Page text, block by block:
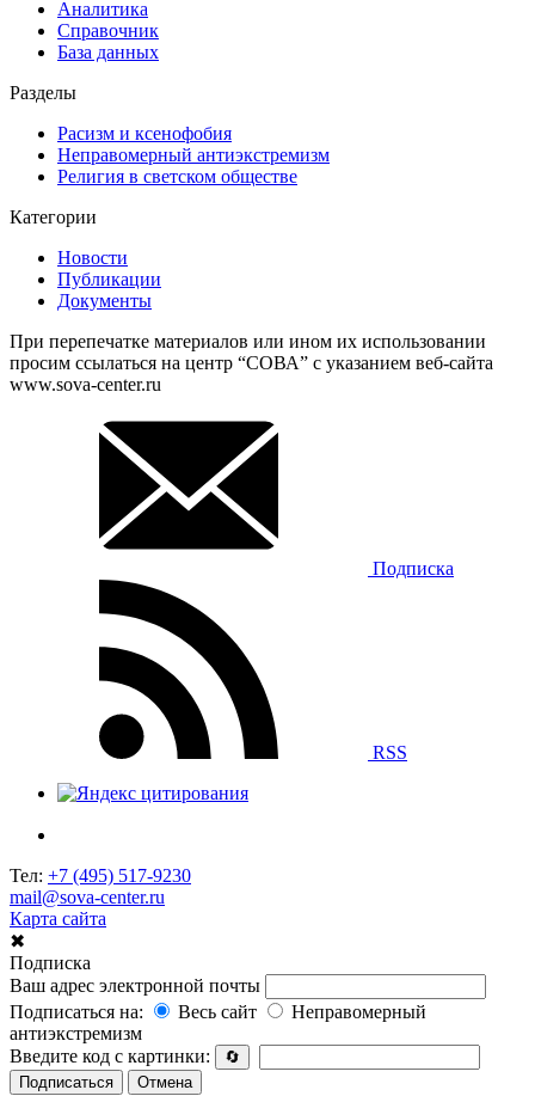
Аналитика
Справочник
База данных
Разделы
Расизм и ксенофобия
Неправомерный антиэкстремизм
Религия в светском обществе
Категории
Новости
Публикации
Документы
При перепечатке материалов или ином их использовании
просим ссылаться на центр “СОВА” с указанием веб-сайта
www.sova-center.ru
Подписка
RSS
Тел: +7 (495) 517-9230
mail@sova-center.ru
Карта сайта
✖
Подписка
Ваш адрес электронной почты
Подписаться на:
Весь сайт
Неправомерный
антиэкстремизм
Введите код с картинки:
🔄
Подписаться
Отмена